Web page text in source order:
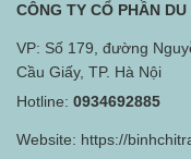
CÔNG TY CỔ PHẦN
VP: Số 179, đường
Cầu Giấy, TP. Hà Nội
Hotline: 0934692885
Website: https://